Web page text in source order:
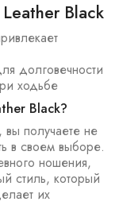
Black
долговечности
ходьбе
Black?
получаете не
в своем выборе.
ношения,
стиль, который
их